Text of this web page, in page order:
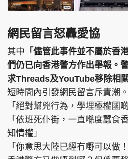
網民留言怒轟愛協
其中 「儘管此事件並不屬於香
們仍已向香港警方作出舉報。
求Threads及YouTube移除相關
短時間內引發網民留言斥責潮。
「絕對幫兇行為，學埋極權國
「依班死仆街，一直喺度蠶食
知情權」
「你意思大陸已經冇嘢可以做！